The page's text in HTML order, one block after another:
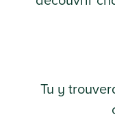
Tu y